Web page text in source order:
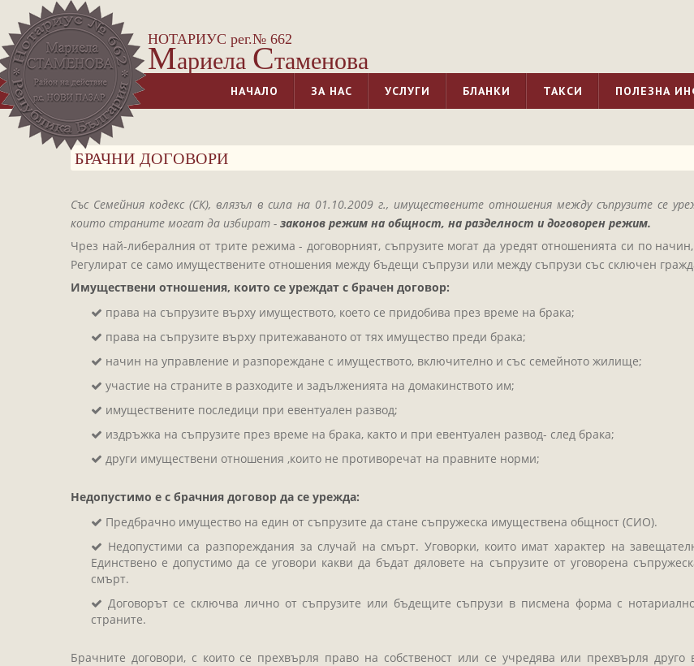
НОТАРИУС рег.№ 662
Мариела Стаменова
НАЧАЛО ЗА НАС УСЛУГИ БЛАНКИ ТАКСИ ПОЛЕЗНА
БРАЧНИ ДОГОВОРИ
Със Семейния кодекс (СК), влязъл в сила на 01.10.2009 г., имуществените отношения между съпрузите се
които страните могат да избират - законов режим на общност, на разделност и договорен режим.
Чрез най-либералния от трите режима - договорният, съпрузите могат да уредят отношенията си по
Регулират се само имуществените отношения между бъдещи съпрузи или между съпрузи със сключен
Имуществени отношения, които се уреждат с брачен договор:
права на съпрузите върху имуществото, което се придобива през време на брака;
права на съпрузите върху притежаваното от тях имущество преди брака;
начин на управление и разпореждане с имуществото, включително и със семейното жилище;
участие на страните в разходите и задълженията на домакинството им;
имуществените последици при евентуален развод;
издръжка на съпрузите през време на брака, както и при евентуален развод- след брака;
други имуществени отношения ,които не противоречат на правните норми;
Недопустимо е с брачния договор да се урежда:
Предбрачно имущество на един от съпрузите да стане съпружеска имуществена общност (СИО).
Недопустими са разпореждания за случай на смърт. Уговорки, които имат характер на
Единствено е допустимо да се уговори какви да бъдат дяловете на съпрузите от уговорена
смърт.
Договорът се сключва лично от съпрузите или бъдещите съпрузи в писмена форма с
страните.
Брачните договори, с които се прехвърля право на собственост или се учредява или прехвърля